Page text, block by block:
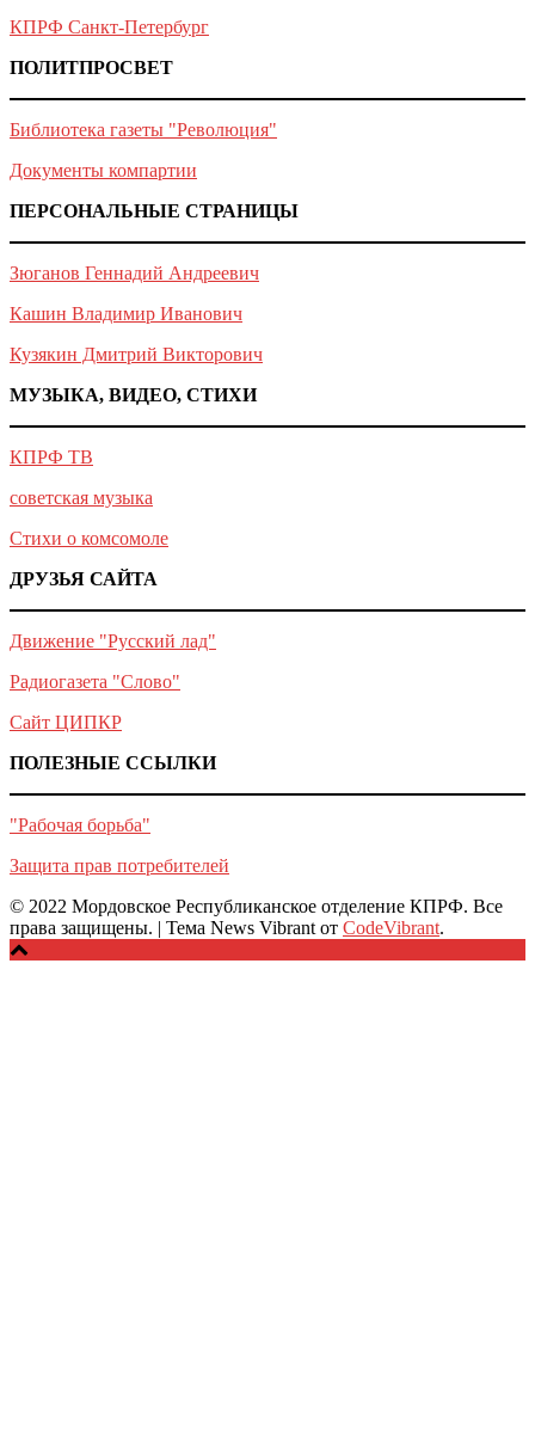
КПРФ Санкт-Петербург
ПОЛИТПРОСВЕТ
Библиотека газеты "Революция"
Документы компартии
ПЕРСОНАЛЬНЫЕ СТРАНИЦЫ
Зюганов Геннадий Андреевич
Кашин Владимир Иванович
Кузякин Дмитрий Викторович
МУЗЫКА, ВИДЕО, СТИХИ
КПРФ ТВ
советская музыка
Стихи о комсомоле
ДРУЗЬЯ САЙТА
Движение "Русский лад"
Радиогазета "Слово"
Сайт ЦИПКР
ПОЛЕЗНЫЕ ССЫЛКИ
"Рабочая борьба"
Защита прав потребителей
© 2022 Мордовское Республиканское отделение КПРФ. Все
права защищены. | Тема News Vibrant от CodeVibrant.